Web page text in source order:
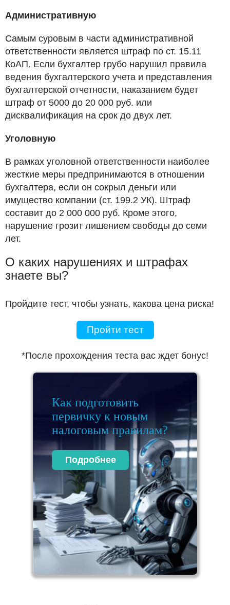
Административную
Самым суровым в части административной
ответственности является штраф по ст. 15.11
КоАП. Если бухгалтер грубо нарушил правила
ведения бухгалтерского учета и представления
бухгалтерской отчетности, наказанием будет
штраф от 5000 до 20 000 руб. или
дисквалификация на срок до двух лет.
Уголовную
В рамках уголовной ответственности наиболее
жесткие меры предпринимаются в отношении
бухгалтера, если он сокрыл деньги или
имущество компании (ст. 199.2 УК). Штраф
составит до 2 000 000 руб. Кроме этого,
нарушение грозит лишением свободы до семи
лет.
О каких нарушениях и штрафах
знаете вы?
Пройдите тест, чтобы узнать, какова цена риска!
Пройти тест
*После прохождения теста вас ждет бонус!
Как подготовить
первичку к новым
налоговым правилам?
Подробнее